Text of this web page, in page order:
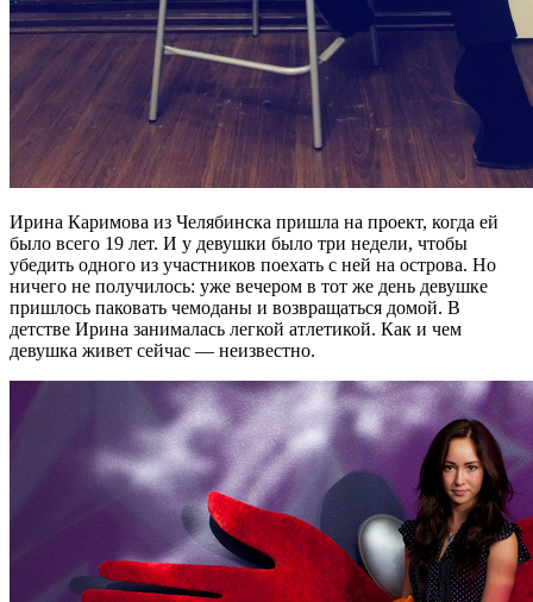
Ирина Каримова из Челябинска пришла на проект, когда ей
было всего 19 лет. И у девушки было три недели, чтобы
убедить одного из участников поехать с ней на острова. Но
ничего не получилось: уже вечером в тот же день девушке
пришлось паковать чемоданы и возвращаться домой. В
детстве Ирина занималась легкой атлетикой. Как и чем
девушка живет сейчас — неизвестно.